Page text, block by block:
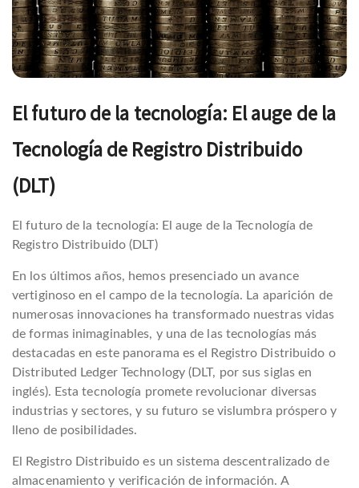
El futuro de la tecnología: El auge de la
Tecnología de Registro Distribuido
(DLT)
El futuro de la tecnología: El auge de la Tecnología de
Registro Distribuido (DLT)
En los últimos años, hemos presenciado un avance
vertiginoso en el campo de la tecnología. La aparición de
numerosas innovaciones ha transformado nuestras vidas
de formas inimaginables, y una de las tecnologías más
destacadas en este panorama es el Registro Distribuido o
Distributed Ledger Technology (DLT, por sus siglas en
inglés). Esta tecnología promete revolucionar diversas
industrias y sectores, y su futuro se vislumbra próspero y
lleno de posibilidades.
El Registro Distribuido es un sistema descentralizado de
almacenamiento y verificación de información. A